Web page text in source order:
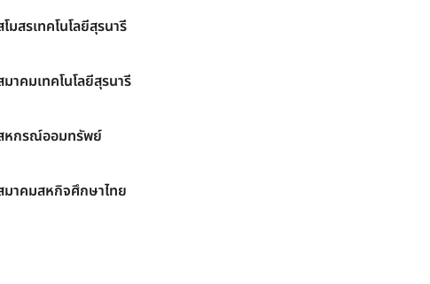
โมสรเทคโนโลยีสุรนารี
มาคมเทคโนโลยีสุรนารี
หกรณ์ออมทรัพย์
มาคมสหกิจศึกษาไทย